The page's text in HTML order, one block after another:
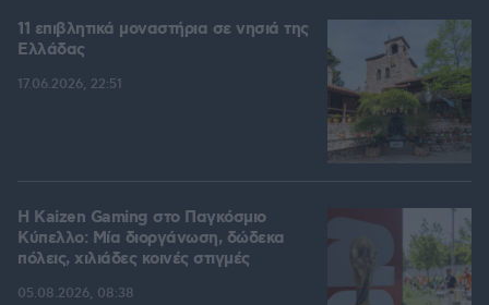
11 επιβλητικά μοναστήρια σε νησιά της
Ελλάδας
17.06.2026, 22:51
H Kaizen Gaming στο Παγκόσμιο
Kύπελλο: Μία διοργάνωση, δώδεκα
πόλεις, χιλιάδες κοινές στιγμές
05.08.2026, 08:38